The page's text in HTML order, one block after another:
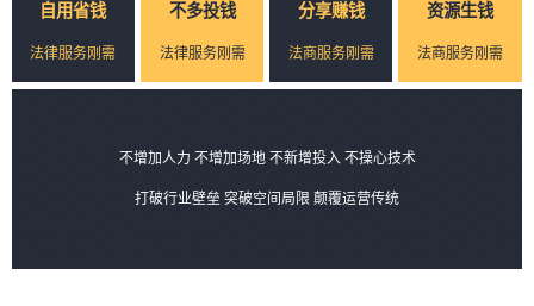
自用省钱
法律服务刚需
不多投钱
法律服务刚需
分享赚钱
法商服务刚需
资源生钱
法商服务刚需
不增加人力 不增加场地 不新增投入 不操心技术
打破行业壁垒 突破空间局限 颠覆运营传统